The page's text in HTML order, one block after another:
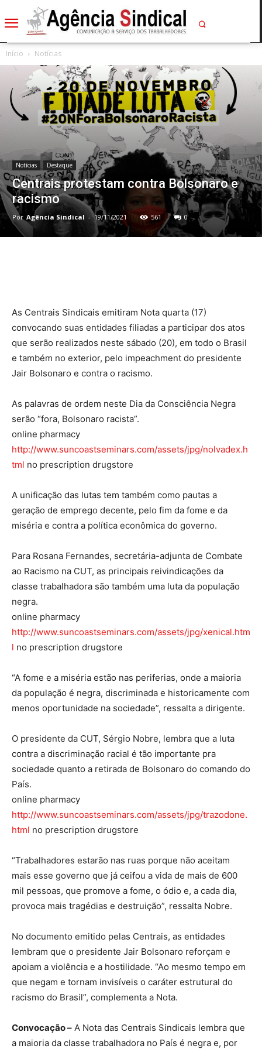
Início Notícias
Notícias Destaque
Centrais protestam contra Bolsonaro e
racismo
Por Agência Sindical - 19/11/2021 561 0
As Centrais Sindicais emitiram Nota quarta (17)
convocando suas entidades filiadas a participar dos atos
que serão realizados neste sábado (20), em todo o Brasil
e também no exterior, pelo impeachment do presidente
Jair Bolsonaro e contra o racismo.
As palavras de ordem neste Dia da Consciência Negra
serão “fora, Bolsonaro racista”.
online pharmacy
http://www.suncoastseminars.com/assets/jpg/nolvadex.h
tml no prescription drugstore
A unificação das lutas tem também como pautas a
geração de emprego decente, pelo fim da fome e da
miséria e contra a política econômica do governo.
Para Rosana Fernandes, secretária-adjunta de Combate
ao Racismo na CUT, as principais reivindicações da
classe trabalhadora são também uma luta da população
negra.
online pharmacy
http://www.suncoastseminars.com/assets/jpg/xenical.htm
l no prescription drugstore
“A fome e a miséria estão nas periferias, onde a maioria
da população é negra, discriminada e historicamente com
menos oportunidade na sociedade”, ressalta a dirigente.
O presidente da CUT, Sérgio Nobre, lembra que a luta
contra a discriminação racial é tão importante pra
sociedade quanto a retirada de Bolsonaro do comando do
País.
online pharmacy
http://www.suncoastseminars.com/assets/jpg/trazodone.
html no prescription drugstore
“Trabalhadores estarão nas ruas porque não aceitam
mais esse governo que já ceifou a vida de mais de 600
mil pessoas, que promove a fome, o ódio e, a cada dia,
provoca mais tragédias e destruição”, ressalta Nobre.
No documento emitido pelas Centrais, as entidades
lembram que o presidente Jair Bolsonaro reforçam e
apoiam a violência e a hostilidade. “Ao mesmo tempo em
que negam e tornam invisíveis o caráter estrutural do
racismo do Brasil”, complementa a Nota.
Convocação – A Nota das Centrais Sindicais lembra que
a maioria da classe trabalhadora no País é negra e, por